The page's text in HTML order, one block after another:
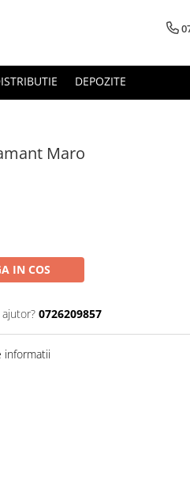
DEPOZITE
Maro
IN COS
0726209857
informatii